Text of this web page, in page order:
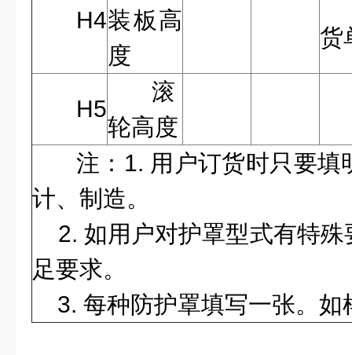
H4装板高
度
货
H5
滚
轮高度
注：1. 用户订货时只要
计、制造。
2. 如用户对护罩型式有特殊
足要求。
3. 每种防护罩填写一张。如